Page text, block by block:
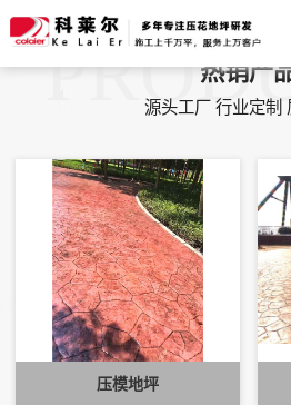
热销产
源头工厂 行业定制
压模地坪